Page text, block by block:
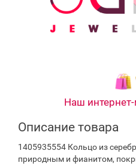
Наш интернет-
Описание товара
1405935554 Кольцо из
природным и фианитом,